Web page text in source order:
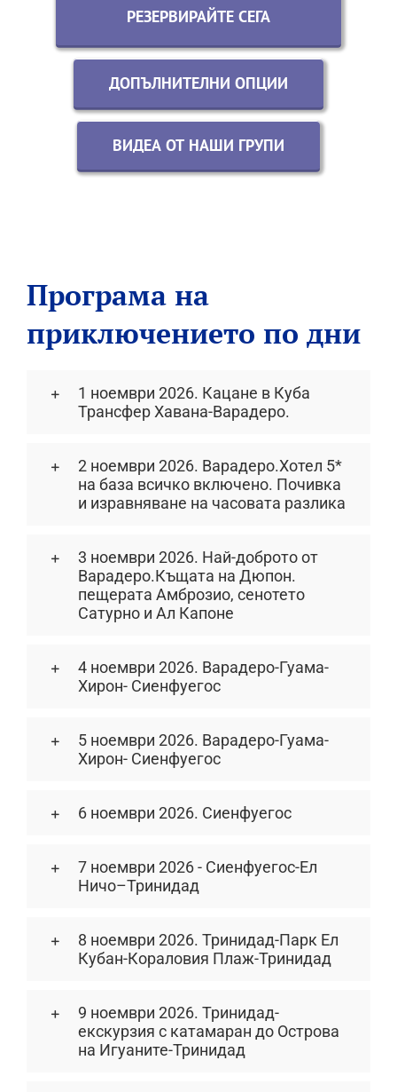
РЕЗЕРВИРАЙТЕ СЕГА
ДОПЪЛНИТЕЛНИ ОПЦИИ
ВИДЕА ОТ НАШИ ГРУПИ
Програма на
приключението по дни
1 ноември 2026. Кацане в Куба
Трансфер Хавана-Варадеро.
2 ноември 2026. Варадеро.Хотел 5*
на база всичко включено. Почивка
и изравняване на часовата разлика
3 ноември 2026. Най-доброто от
Варадеро.Къщата на Дюпон.
пещерата Амброзио, сенотето
Сатурно и Ал Капоне
4 ноември 2026. Варадеро-Гуама-
Хирон- Сиенфуегос
5 ноември 2026. Варадеро-Гуама-
Хирон- Сиенфуегос
6 ноември 2026. Сиенфуегос
7 ноември 2026 - Сиенфуегос-Ел
Ничо–Тринидад
8 ноември 2026. Тринидад-Парк Ел
Кубан-Кораловия Плаж-Тринидад
9 ноември 2026. Тринидад-
екскурзия с катамаран до Острова
на Игуаните-Тринидад